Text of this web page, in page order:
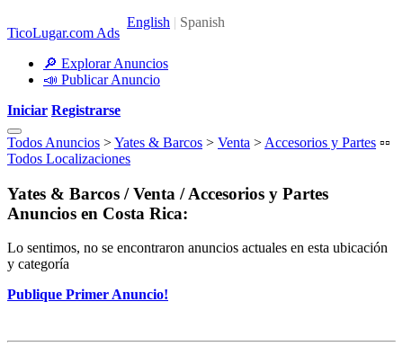
TicoLugar.com Ads
🔎 Explorar Anuncios
📣 Publicar Anuncio
Iniciar Registrarse
Todos Anuncios >Yates & Barcos > Venta > Accesorios y Partes ▫️▫️
Todos Localizaciones
Yates & Barcos / Venta / Accesorios y Partes
Anuncios en Costa Rica:
Lo sentimos, no se encontraron anuncios actuales en esta ubicación
y categoría
Publique Primer Anuncio!